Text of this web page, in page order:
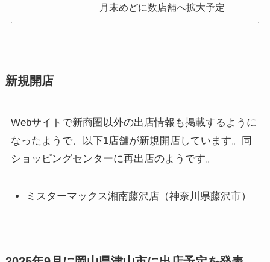
月末めどに数店舗へ拡大予定
新規開店
Webサイトで新商圏以外の出店情報も掲載するように
なったようで、以下1店舗が新規開店しています。同
ショッピングセンターに再出店のようです。
ミスターマックス湘南藤沢店（神奈川県藤沢市）